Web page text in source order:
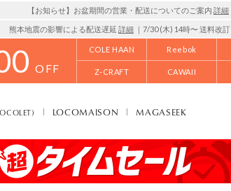
【お知らせ】お盆期間の営業・配送についてのご案内 詳細
熊本地震の影響による配送遅延 詳細 ｜7/30 (木) 14時〜 送料改訂
OFF
COLE HAAN Reebok
Z-CRAFT CAWAII
LOCOMAISON MAGASEEK